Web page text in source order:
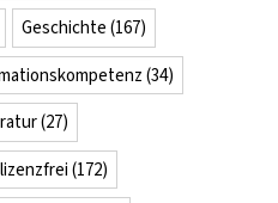
Geschichte (167)
(34)
(27)
lizenzfrei (172)